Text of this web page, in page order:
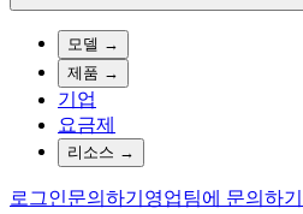
모델 →
제품 →
기업
요금제
리소스 →
로그인문의하기 영업팀에 문의하기